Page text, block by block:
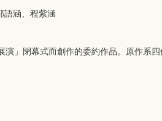
語涵、程紫涵
」閉幕式而創作的委約作品。原作系